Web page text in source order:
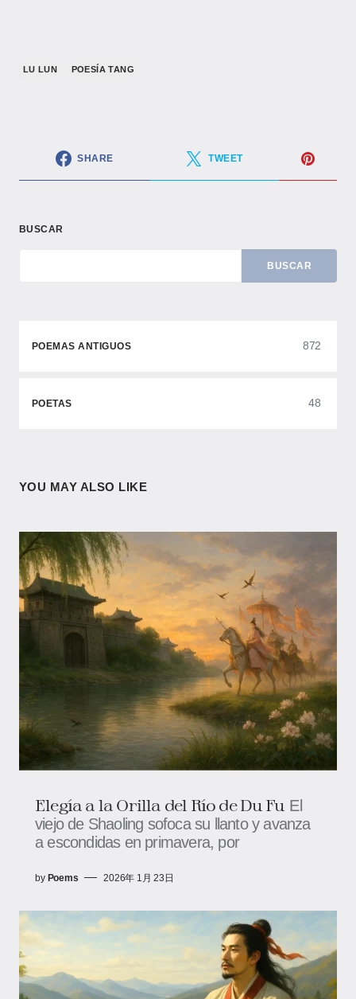
LU LUN POESÍA TANG
SHARE TWEET
BUSCAR
BUSCAR
POEMAS ANTIGUOS 872
POETAS 48
YOU MAY ALSO LIKE
Elegía a la Orilla del Río de Du Fu El
viejo de Shaoling sofoca su llanto y avanza
a escondidas en primavera, por
by Poems 2026年 1月 23日